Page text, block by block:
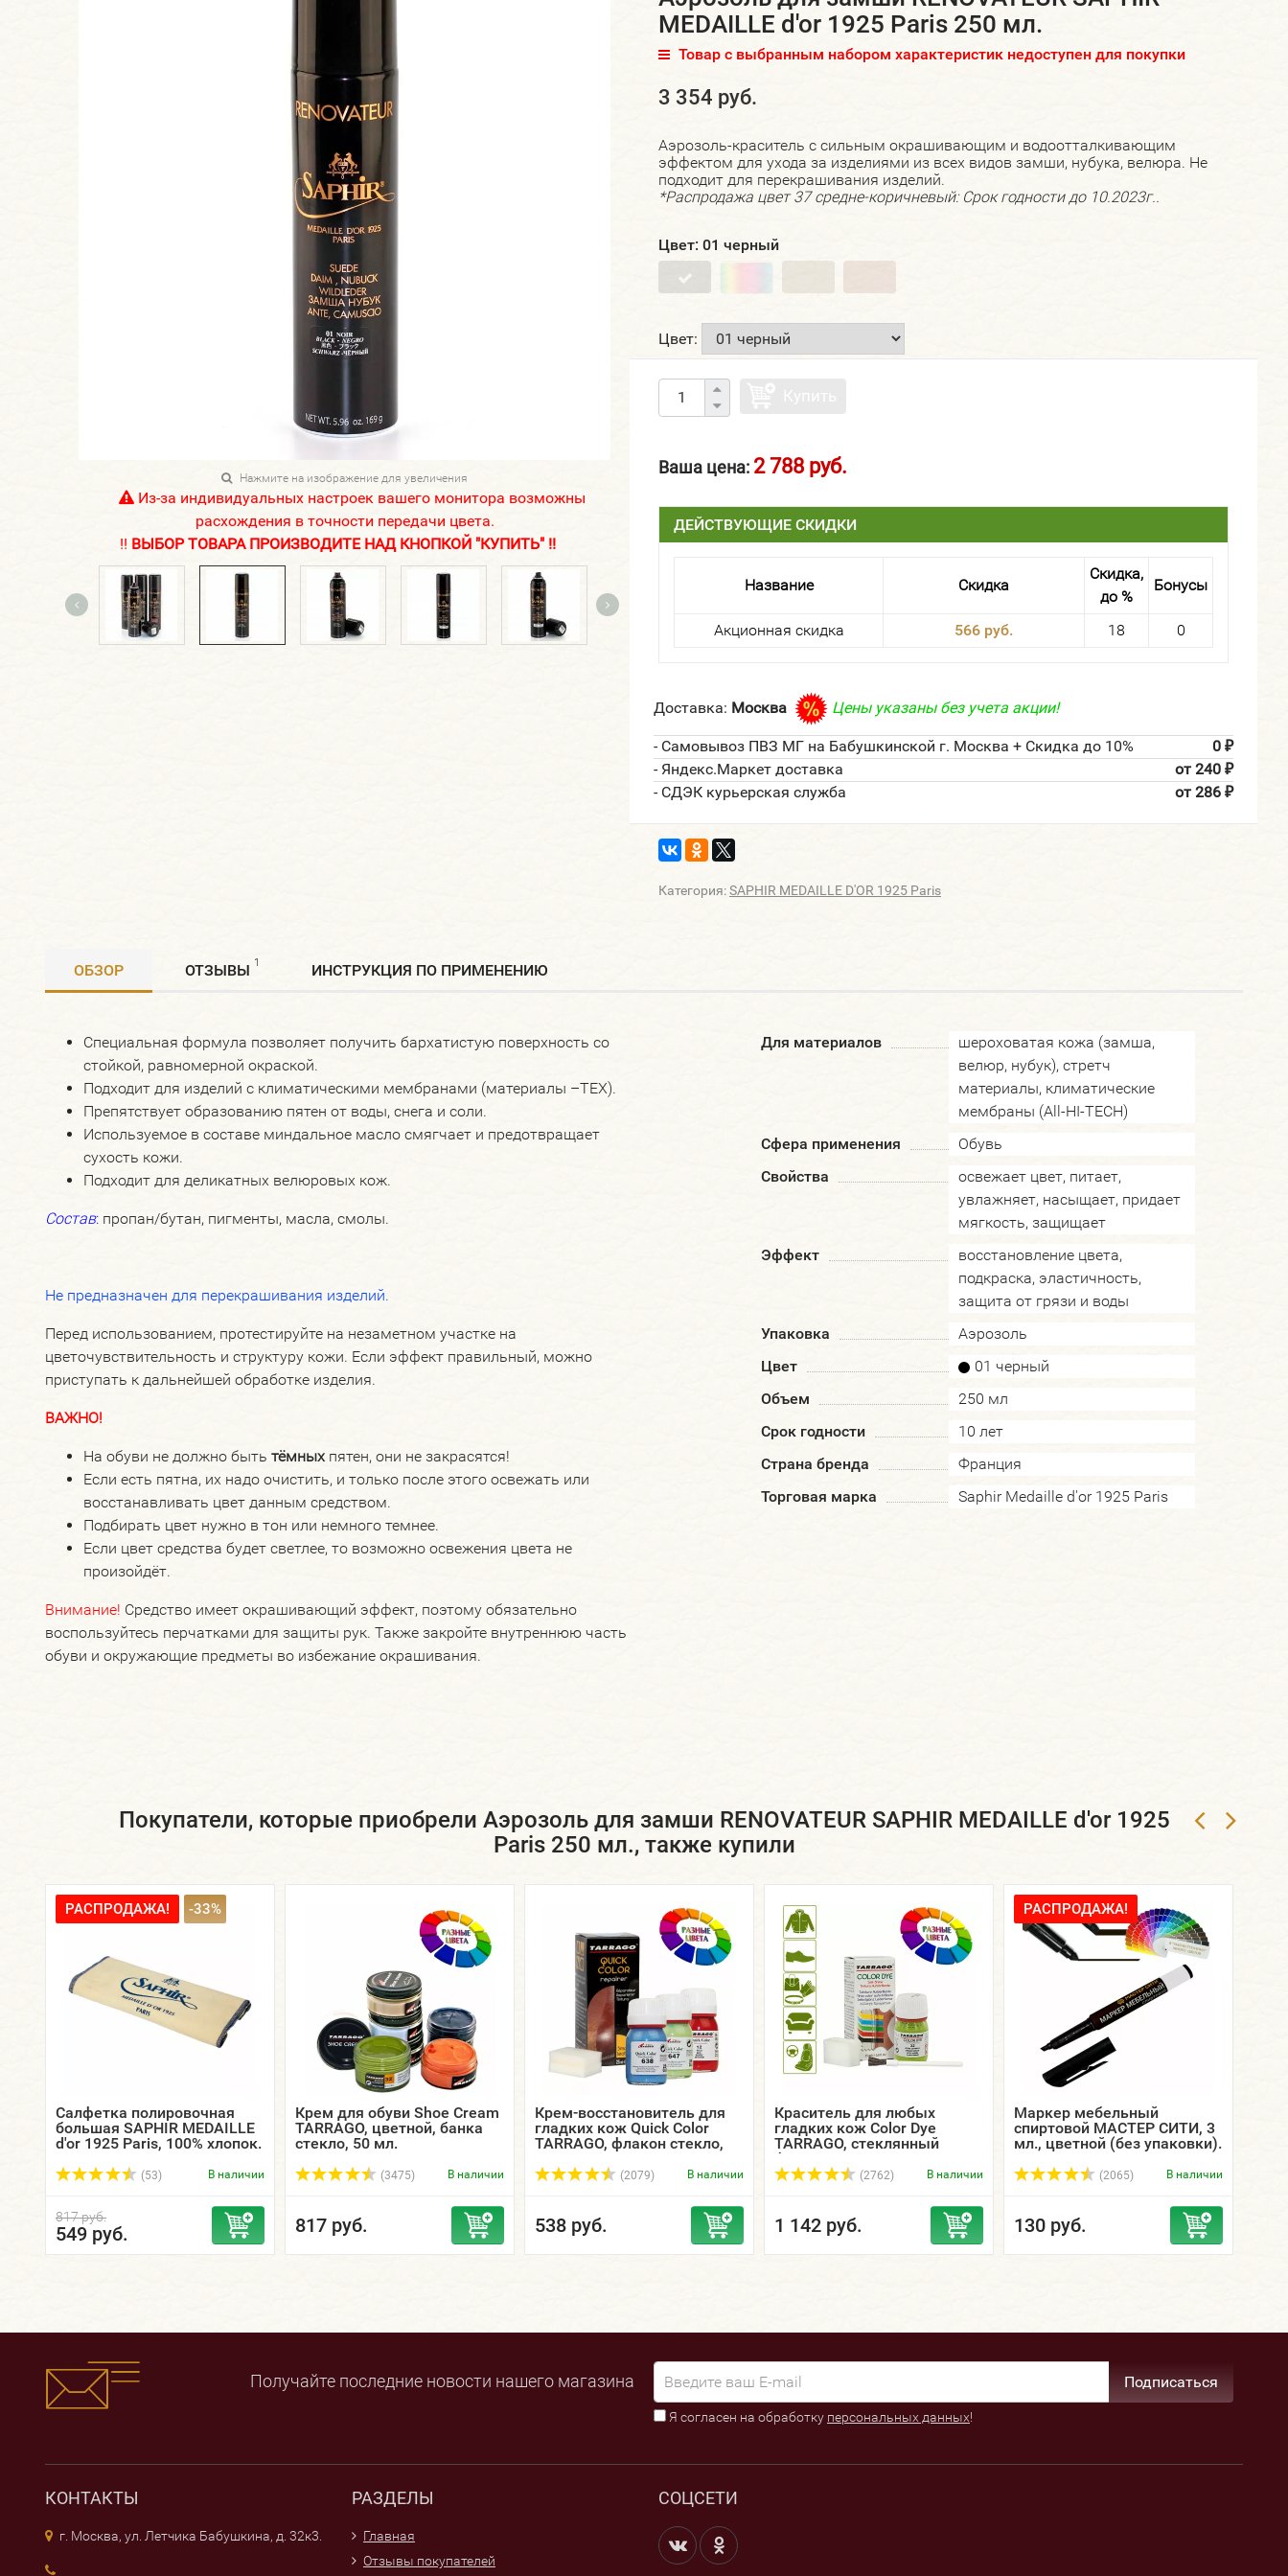
Нажмите на изображение для увеличения
Из-за индивидуальных настроек вашего монитора возможны
расхождения в точности передачи цвета.
!! ВЫБОР ТОВАРА ПРОИЗВОДИТЕ НАД КНОПКОЙ "КУПИТЬ" !!
MEDAILLE d'or 1925 Paris 250 мл.
Товар с выбранным набором характеристик недоступен для покупки
3 354 руб.
Аэрозоль-краситель с сильным окрашивающим и водоотталкивающим
эффектом для ухода за изделиями из всех видов замши, нубука, велюра. Не
подходит для перекрашивания изделий.
*Распродажа цвет 37 средне-коричневый: Срок годности до 10.2023г..
Цвет: 01 черный
Цвет:
Ваша цена: 2 788 руб.
ДЕЙСТВУЮЩИЕ СКИДКИ
Название Скидка
Скидка,
до %
Бонусы
Акционная скидка 566 руб. 18 0
Доставка: Москва Цены указаны без учета акции!
- Самовывоз ПВЗ МГ на Бабушкинской г. Москва + Скидка до 10% 0 ₽
- Яндекс.Маркет доставка от 240 ₽
- СДЭК курьерская служба от 286 ₽
Категория:SAPHIR MEDAILLE D'OR 1925 Paris
ОБЗОР ОТЗЫВЫ 1 ​ИНСТРУКЦИЯ ПО ПРИМЕНЕНИЮ
Специальная формула позволяет получить бархатистую поверхность со
стойкой, равномерной окраской.
Подходит для изделий с климатическими мембранами (материалы –TEX).
Препятствует образованию пятен от воды, снега и соли.
Используемое в составе миндальное масло смягчает и предотвращает
сухость кожи.
Подходит для деликатных велюровых кож.
Состав: пропан/бутан, пигменты, масла, смолы.
Не предназначен для перекрашивания изделий.
Перед использованием, протестируйте на незаметном участке на
цветочувствительность и структуру кожи. Если эффект правильный, можно
приступать к дальнейшей обработке изделия.
ВАЖНО!
На обуви не должно быть тёмных пятен, они не закрасятся!
Если есть пятна, их надо очистить, и только после этого освежать или
восстанавливать цвет данным средством.
Подбирать цвет нужно в тон или немного темнее.
Если цвет средства будет светлее, то возможно освежения цвета не
произойдёт.
Внимание! Средство имеет окрашивающий эффект, поэтому обязательно
воспользуйтесь перчатками для защиты рук. Также закройте внутреннюю часть
обуви и окружающие предметы во избежание окрашивания.
Для материалов
шероховатая кожа (замша,
велюр, нубук), стретч
материалы, климатические
мембраны (All-HI-TECH)
Сфера применения
Обувь
Свойства
освежает цвет, питает,
увлажняет, насыщает, придает
мягкость, защищает
Эффект
восстановление цвета,
подкраска, эластичность,
защита от грязи и воды
Упаковка
Аэрозоль
Цвет
01 черный
Объем
250 мл
Срок годности
10 лет
Страна бренда
Франция
Торговая марка
Saphir Medaille d'or 1925 Paris
Покупатели, которые приобрели Аэрозоль для замши RENOVATEUR SAPHIR MEDAILLE d'or 1925
Paris 250 мл., также купили
РАСПРОДАЖА! -33%
Салфетка полировочная
большая SAPHIR MEDAILLE
d'or 1925 Paris, 100% хлопок.
(53) В наличии
817 руб.
549 руб.
Крем для обуви Shoe Cream
TARRAGO, цветной, банка
стекло, 50 мл.
(3475) В наличии
817 руб.
Крем-восстановитель для
гладких кож Quick Color
TARRAGO, флакон стекло,
(2079) В наличии
538 руб.
Краситель для любых
гладких кож Color Dye
TARRAGO, стеклянный
флакон, 25 мл.
(2762) В наличии
1 142 руб.
РАСПРОДАЖА!
Маркер мебельный
спиртовой МАСТЕР СИТИ, 3
мл., цветной (без упаковки).
(2065) В наличии
130 руб.
Получайте последние новости нашего магазина Подписаться
Я согласен на обработку персональных данных!
КОНТАКТЫ
г. Москва, ул. Летчика Бабушкина, д. 32к3.
РАЗДЕЛЫ
Главная
Отзывы покупателей
СОЦСЕТИ